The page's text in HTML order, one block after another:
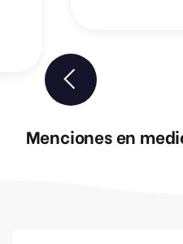
Previous
Menciones en